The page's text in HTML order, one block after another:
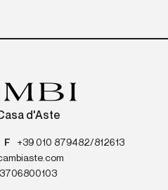
d'Aste
F
+39 010 879482/812613